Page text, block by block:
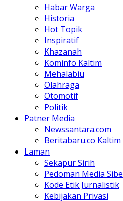
Habar Warga
Historia
Hot Topik
Inspiratif
Khazanah
Kominfo Kaltim
Mehalabiu
Olahraga
Otomotif
Politik
Patner Media
Newssantara.com
Beritabaru.co Kaltim
Laman
Sekapur Sirih
Pedoman Media
Kode Etik Jurnalistik
Kebijakan Privasi